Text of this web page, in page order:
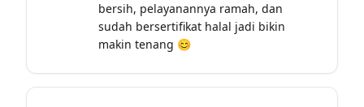
bersih, pelayanannya ramah, dan
sudah bersertifikat halal jadi bikin
makin tenang 😊